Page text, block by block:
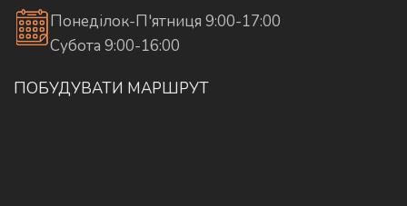
Понеділок-П'ятниця 9:00-17:00
Субота 9:00-16:00
ПОБУДУВАТИ МАРШРУТ